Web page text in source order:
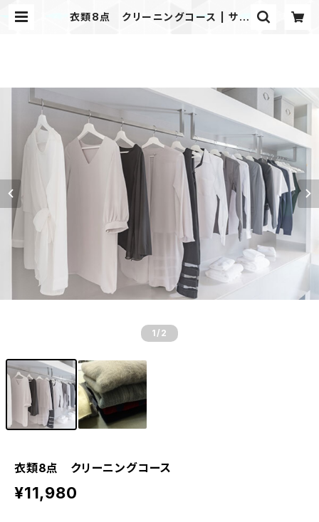
衣類8点 クリーニングコース | サン
1 /2
衣類8点 クリーニングコース
¥11,980